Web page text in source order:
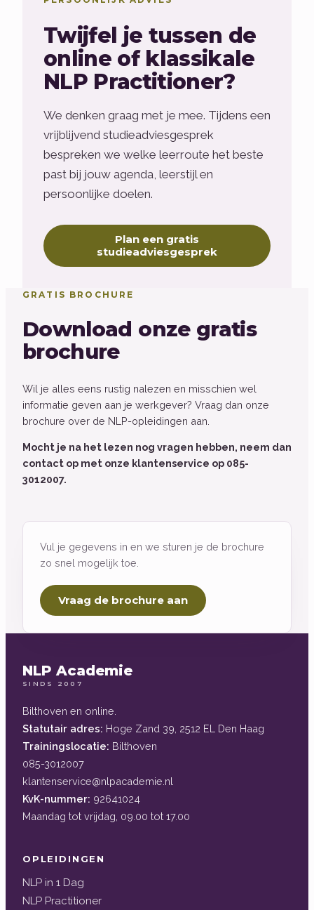
Twijfel je tussen de
online of klassikale
NLP Practitioner?
We denken graag met je mee. Tijdens een
vrijblijvend studieadviesgesprek
bespreken we welke leerroute het beste
past bij jouw agenda, leerstijl en
persoonlijke doelen.
Plan een gratis
studieadviesgesprek
GRATIS BROCHURE
Download onze gratis
brochure
Wil je alles eens rustig nalezen en misschien wel
informatie geven aan je werkgever? Vraag dan onze
brochure over de NLP-opleidingen aan.
Mocht je na het lezen nog vragen hebben, neem dan
contact op met onze klantenservice op 085-
3012007.
Vul je gegevens in en we sturen je de brochure
zo snel mogelijk toe.
Vraag de brochure aan
NLP Academie
SINDS 2007
Bilthoven en online.
Statutair adres: Hoge Zand 39, 2512 EL Den Haag
Trainingslocatie: Bilthoven
085-3012007
klantenservice@nlpacademie.nl
KvK-nummer: 92641024
Maandag tot vrijdag, 09.00 tot 17.00
OPLEIDINGEN
NLP in 1 Dag
NLP Practitioner